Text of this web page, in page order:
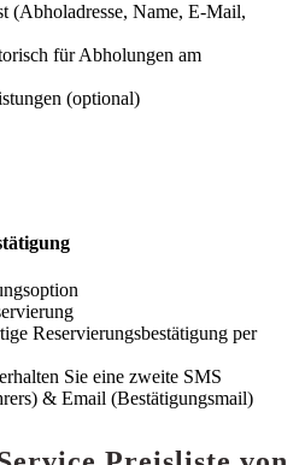
(Abholadresse, Name, E-Mail,
für Abholungen am
(optional)
Reservierungsbestätigung per
Sie eine zweite SMS
& Email (Bestätigungsmail)